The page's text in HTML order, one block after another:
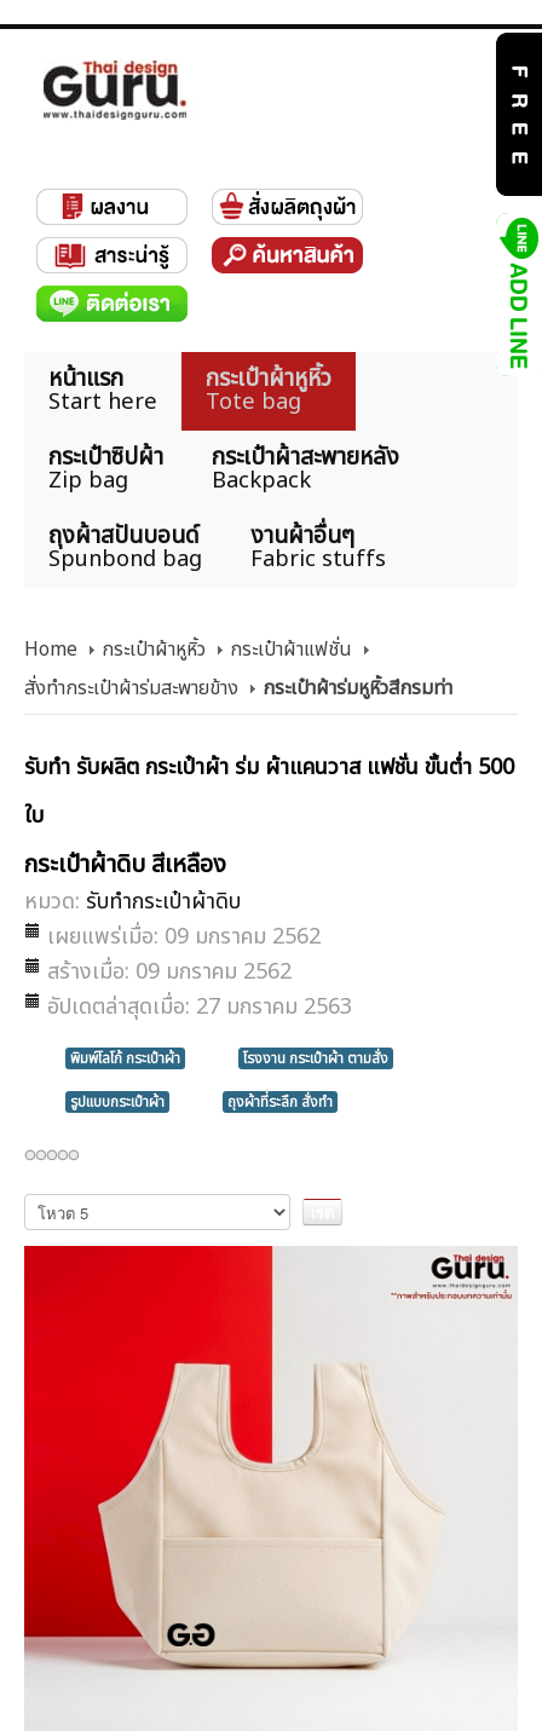
หน้าแรก
Start here
กระเป๋าผ้าหูหิ้ว
Tote bag
กระเป๋าซิปผ้า
Zip bag
กระเป๋าผ้าสะพายหลัง
Backpack
ถุงผ้าสปันบอนด์
Spunbond bag
งานผ้าอื่นๆ
Fabric stuffs
Home กระเป๋าผ้าหูหิ้ว
กระเป๋าผ้าแฟชั่น
สั่งทำกระเป๋าผ้าร่มสะพายข้าง
กระเป๋าผ้าร่มหูหิ้วสีกรมท่า
รับทำ รับผลิต กระเป๋าผ้า ร่ม ผ้าแคนวาส แฟชั่น ขั้นต่ำ 500
ใบ
กระเป๋าผ้าดิบ สีเหลือง
หมวด: รับทำกระเป๋าผ้าดิบ
เผยแพร่เมื่อ: 09 มกราคม 2562
สร้างเมื่อ: 09 มกราคม 2562
อัปเดตล่าสุดเมื่อ: 27 มกราคม 2563
พิมพ์โลโก้ กระเป๋าผ้า
โรงงาน กระเป๋าผ้า ตามสั่ง
รูปแบบกระเป๋าผ้า
ถุงผ้าที่ระลึก สั่งทำ
กรุณา
ให้
คะแนน